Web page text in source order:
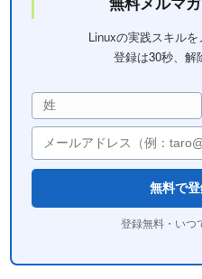
Linuxの実践スキルを
登録は30秒、解
無料で
登録無料・いつ